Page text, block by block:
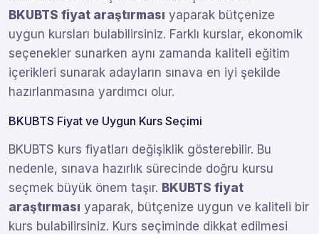
BKUBTS fiyat araştırması yaparak bütçenize
uygun kursları bulabilirsiniz. Farklı kurslar, ekonomik
seçenekler sunarken aynı zamanda kaliteli eğitim
içerikleri sunarak adayların sınava en iyi şekilde
hazırlanmasına yardımcı olur.
BKUBTS Fiyat ve Uygun Kurs Seçimi
BKUBTS kurs fiyatları değişiklik gösterebilir. Bu
nedenle, sınava hazırlık sürecinde doğru kursu
seçmek büyük önem taşır. BKUBTS fiyat
araştırması yaparak, bütçenize uygun ve kaliteli bir
kurs bulabilirsiniz. Kurs seçiminde dikkat edilmesi